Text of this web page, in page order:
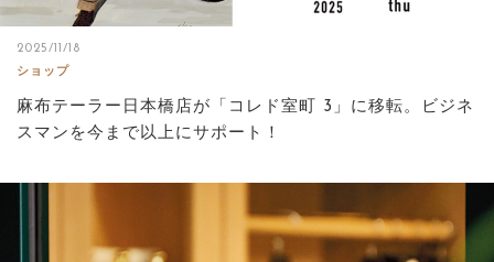
2025/11/18
ショップ
麻布テーラー日本橋店が「コレド室町 3」に移転。ビジネ
スマンを今まで以上にサポート！